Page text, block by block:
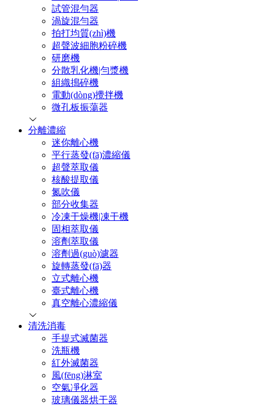
試管混勻器
渦旋混勻器
拍打均質(zhì)機
超聲波細胞粉碎機
研磨機
分散乳化機|勻漿機
組織搗碎機
電動(dòng)攪拌機
微孔板振蕩器
分離濃縮
迷你離心機
平行蒸發(fā)濃縮儀
超聲萃取儀
核酸提取儀
氮吹儀
部分收集器
冷凍干燥機|凍干機
固相萃取儀
溶劑萃取儀
溶劑過(guò)濾器
旋轉蒸發(fā)器
立式離心機
臺式離心機
真空離心濃縮儀
清洗消毒
手提式滅菌器
洗瓶機
紅外滅菌器
風(fēng)淋室
空氣凈化器
玻璃儀器烘干器